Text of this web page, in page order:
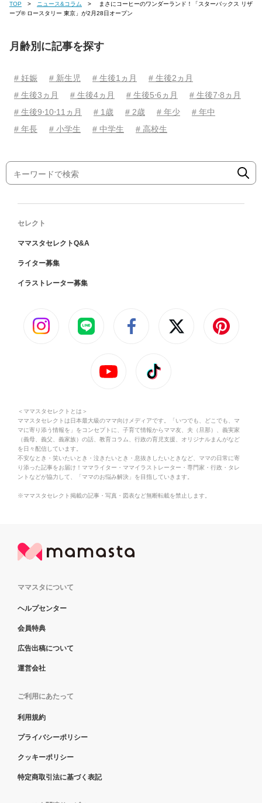
TOP ニュース&コラム
ーブ® ロースタリー 東京」が2月28日オープン
月齢別に記事を探す
# 妊娠 # 新生児 # 生後1ヵ月
# 生後2ヵ月
# 生後3ヵ月
# 生後4ヵ月 # 生後5⋅6ヵ月
# 生後7⋅8ヵ月
# 生後9⋅10⋅11ヵ月
# 1歳 # 2歳 # 年少
# 年中
# 年長
# 小学生 # 中学生 # 高校生
セレクト
ママスタセレクトQ&A
ライター募集
イラストレーター募集
＜ママスタセレクトとは＞
ママスタセレクトは日本最大級のママ向けメディアです。「いつでも、どこでも、マ
マに寄り添う情報を」をコンセプトに、子育て情報からママ友、夫（旦那）、義実家
（義母、義父、義家族）の話、教育コラム、行政の育児支援、オリジナルまんがなど
を日々配信しています。
不安なとき・笑いたいとき・泣きたいとき・息抜きしたいときなど、ママの日常に寄
り添った記事をお届け！ママライター・ママイラストレーター・専門家・行政・タレ
ントなどが協力して、「ママのお悩み解決」を目指していきます。
※ママスタセレクト掲載の記事・写真・図表など無断転載を禁止します。
ママスタについて
ヘルプセンター
会員特典
広告出稿について
運営会社
ご利用にあたって
利用規約
プライバシーポリシー
クッキーポリシー
特定商取引法に基づく表記